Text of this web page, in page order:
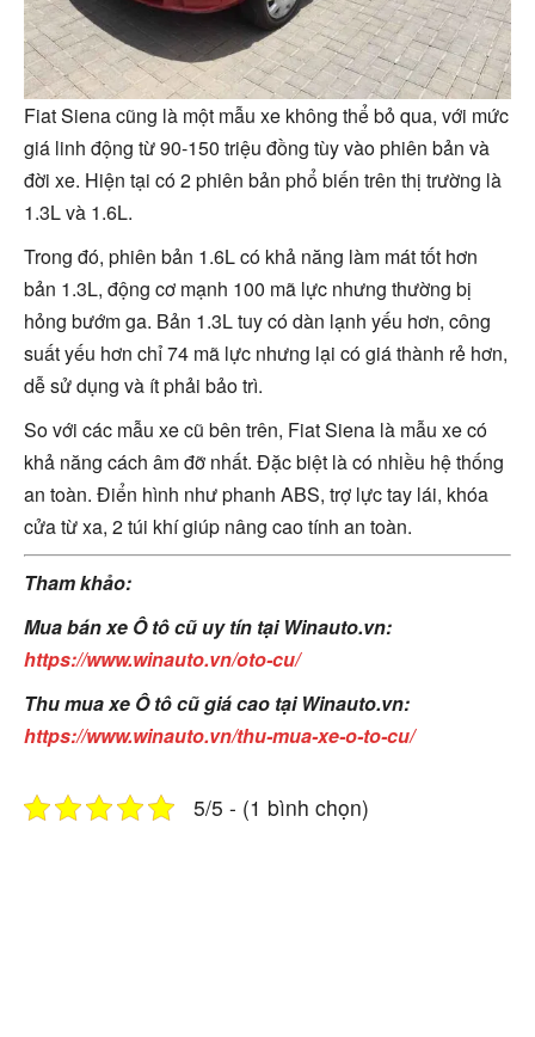
Fiat Siena cũng là một mẫu xe không thể bỏ qua, với mức
giá linh động từ 90-150 triệu đồng tùy vào phiên bản và
đời xe. Hiện tại có 2 phiên bản phổ biến trên thị trường là
1.3L và 1.6L.
Trong đó, phiên bản 1.6L có khả năng làm mát tốt hơn
bản 1.3L, động cơ mạnh 100 mã lực nhưng thường bị
hỏng bướm ga. Bản 1.3L tuy có dàn lạnh yếu hơn, công
suất yếu hơn chỉ 74 mã lực nhưng lại có giá thành rẻ hơn,
dễ sử dụng và ít phải bảo trì.
So với các mẫu xe cũ bên trên, Fiat Siena là mẫu xe có
khả năng cách âm đỡ nhất. Đặc biệt là có nhiều hệ thống
an toàn. Điển hình như phanh ABS, trợ lực tay lái, khóa
cửa từ xa, 2 túi khí giúp nâng cao tính an toàn.
Tham khảo:
Mua bán xe Ô tô cũ uy tín tại Winauto.vn:
https://www.winauto.vn/oto-cu/
Thu mua xe Ô tô cũ giá cao tại Winauto.vn:
https://www.winauto.vn/thu-mua-xe-o-to-cu/
5/5 - (1 bình chọn)